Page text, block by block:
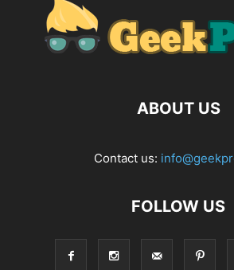
ABOUT US
Contact us:
FOLLOW US